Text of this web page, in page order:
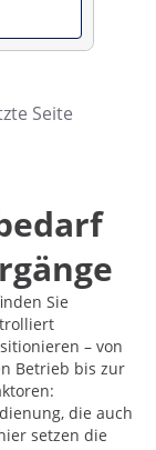
Seite
Sie
– von
Betrieb bis zur
die auch
setzen die